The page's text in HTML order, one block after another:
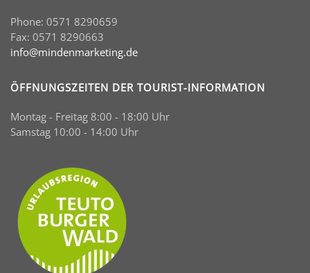
Phone: 0571 8290659
Fax: 0571 8290663
info@mindenmarketing.de
ÖFFNUNGSZEITEN DER TOURIST-INFORMATION
Montag - Freitag 8:00 - 18:00 Uhr
Samstag 10:00 - 14:00 Uhr